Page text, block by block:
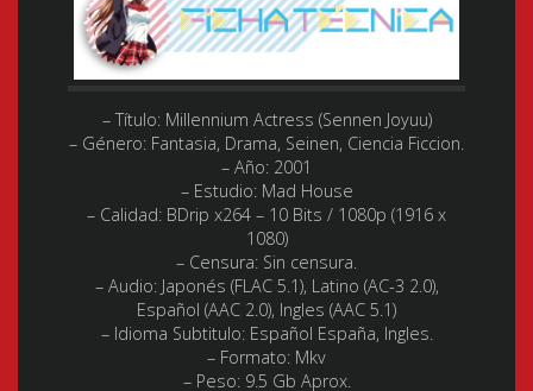
– Título: Millennium Actress (Sennen Joyuu)
– Género: Fantasia, Drama, Seinen, Ciencia Ficcion.
– Año: 2001
– Estudio:Mad House
– Calidad: BDrip x264 – 10 Bits / 1080p (1916 x
1080)
– Censura: Sin censura.
– Audio:Japonés (FLAC 5.1), Latino (AC-3 2.0),
Español (AAC 2.0), Ingles (AAC 5.1)
– Idioma Subtitulo:Español España, Ingles.
– Formato: Mkv
– Peso:9.5 Gb Aprox.